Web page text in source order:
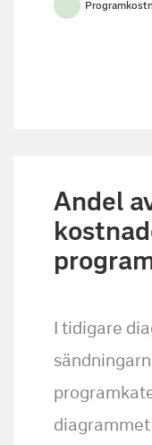
Andel
I tidigare